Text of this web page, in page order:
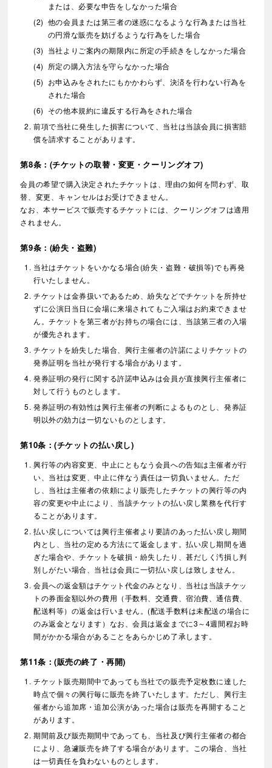
または、必要な申告をしなかった場合
他の会員または第三者の迷惑になるような行為または当社
の円滑な販売を妨げるような行為をした場合
当社よりご案内の期限内に所定の手続きをしなかった場合
所定の購入方法を守らなかった場合
お申込みをされたにもかかわらず、決済を行わない行為を
された場合
その他本規約に違反する行為をされた場合
前項で当社に発生した損害について、当社は当該会員に損害賠
償を請求することがあります。
第8条：(チケットの取替・変更・クーリングオフ)
会員の希望で購入決定されたチケットは、理由の如何を問わず、取
替、変更、キャンセルはお受けできません。
なお、本サービスで販売するチケットには、クーリングオフは適用
されません。
第9条：(紛失・盗難)
当社はチケットをいかなる場合(紛失・盗難・破損等)でも再発
行いたしません。
チケットは金券扱いであるため、紛失などでチケットを所持せ
ずに公演日当日に会場に来場されてもご入場はお約束できませ
ん。チケットを第三者がお持ちの場合には、当該第三者の入場
が優先されます。
チケットを紛失した場合、興行主催者の許諾によりチケットの
発券証明を当社が発行する場合があります。
発券証明の発行に関する許諾申込みは会員が直接興行主催者に
対して行うものとします。
発券証明の有効性は興行主催者の判断によるものとし、発券証
明以外の効力は一切ないものとします。
第10条：(チケットの払い戻し)
興行等の内容変更、中止にともなう会員への告知は主催者が行
い、当社は変更、中止に伴なう責任は一切負いません。ただ
し、当社は主催者の依頼により販売したチケットの興行等の内
容の変更や中止により、当該チケットの払い戻し業務を代行す
ることがあります。
払い戻しについては興行主催者より要請のあった払い戻し期間
内とし、当社の定める方法にて返金します。払い戻し期間を過
ぎた場合や、チケットを破損・紛失したり、甚だしく汚損し判
別しがたい場合、当社は会員に一切払い戻しは致しません。
会員への返金額はチケット代金のみとなり、当社は当該チケッ
トの券面金額以外の費用（手数料、交通費、宿泊費、通信費、
配送料等）の返金は行いません。(配送手数料は未配送の場合に
のみ返金となります）なお、会員は返金までに3～4週間程お時
間がかかる場合があることをあらかじめ了承します。
第11条：(販売の終了・再開)
チケット販売期間中であっても当社での販売予定枚数に達した
時点で個々の興行毎に販売を終了いたします。ただし、興行主
催者から追加席・追加公演があった場合は販売を再開すること
があります。
期間前及び販売期間中であっても、当社及び興行主催者の都合
により、急遽販売を終了する場合があります。この場合、当社
は一切責任を負わないものとします。